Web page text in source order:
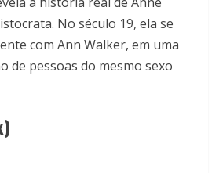
No século 19, ela se
com Ann Walker, em uma
de pessoas do mesmo sexo